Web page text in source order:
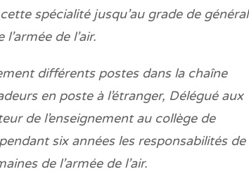
spécialité jusqu’au grade de général
de l’air.
différents postes dans la chaîne
en poste à l’étranger, Délégué aux
de l’enseignement au collège de
six années les responsabilités de
de l’armée de l’air.